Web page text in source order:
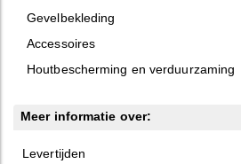
Gevelbekleding
Accessoires
Houtbescherming en verduurzaming
Meer informatie over:
Levertijden